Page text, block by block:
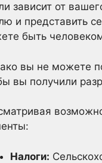
зависит от
и представить
быть
вы не можете
вы получили
Налоги: